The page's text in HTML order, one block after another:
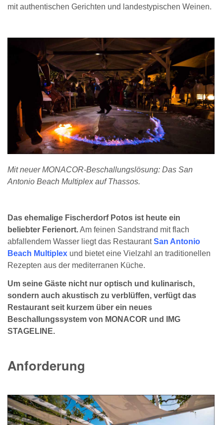
mit authentischen Gerichten und landestypischen Weinen.
Mit neuer MONACOR-Beschallungslösung: Das San
Antonio Beach Multiplex auf Thassos.
Das ehemalige Fischerdorf Potos ist heute ein
beliebter Ferienort.Am feinen Sandstrand mit flach
abfallendem Wasser liegt das RestaurantSan Antonio
Beach Multiplex und bietet eine Vielzahl an traditionellen
Rezepten aus der mediterranen Küche.
Um seine Gäste nicht nur optisch und kulinarisch,
sondern auch akustisch zu verblüffen, verfügt das
Restaurant seit kurzem über ein neues
Beschallungssystem von MONACOR und IMG
STAGELINE.
Anforderung